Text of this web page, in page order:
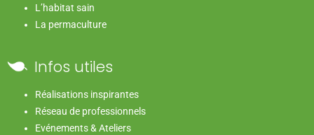
L’habitat sain
La permaculture
Infos utiles
Réalisations inspirantes
Réseau de professionnels
Evénements & Ateliers